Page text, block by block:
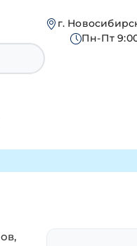
г.
Пн-Пт